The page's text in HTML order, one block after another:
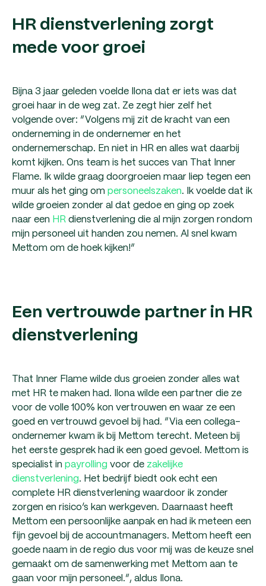
HR dienstverlening zorgt
mede voor groei
Bijna 3 jaar geleden voelde Ilona dat er iets was dat
groei haar in de weg zat. Ze zegt hier zelf het
volgende over: “Volgens mij zit de kracht van een
onderneming in de ondernemer en het
ondernemerschap. En niet in HR en alles wat daarbij
komt kijken. Ons team is het succes van That Inner
Flame. Ik wilde graag doorgroeien maar liep tegen een
muur als het ging om personeelszaken. Ik voelde dat ik
wilde groeien zonder al dat gedoe en ging op zoek
naar een HRdienstverlening die al mijn zorgen rondom
mijn personeel uit handen zou nemen. Al snel kwam
Mettom om de hoek kijken!”
Een vertrouwde partner in HR
dienstverlening
That Inner Flame wilde dus groeien zonder alles wat
met HR te maken had. Ilona wilde een partner die ze
voor de volle 100% kon vertrouwen en waar ze een
goed en vertrouwd gevoel bij had. “Via een collega-
ondernemer kwam ik bij Mettom terecht. Meteen bij
het eerste gesprek had ik een goed gevoel. Mettom is
specialist in payrolling voor de zakelijke
dienstverlening. Het bedrijf biedt ook echt een
complete HR dienstverlening waardoor ik zonder
zorgen en risico’s kan werkgeven. Daarnaast heeft
Mettom een persoonlijke aanpak en had ik meteen een
fijn gevoel bij de accountmanagers. Mettom heeft een
goede naam in de regio dus voor mij was de keuze snel
gemaakt om de samenwerking met Mettom aan te
gaan voor mijn personeel.”, aldus Ilona.